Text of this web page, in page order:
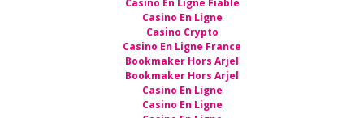
Casino En Ligne Fiable
Casino En Ligne
Casino Crypto
Casino En Ligne France
Bookmaker Hors Arjel
Bookmaker Hors Arjel
Casino En Ligne
Casino En Ligne